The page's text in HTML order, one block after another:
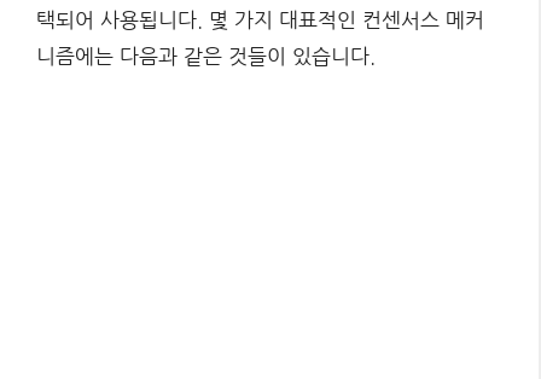
택되어 사용됩니다. 몇 가지 대표적인 컨센서스 메커
니즘에는 다음과 같은 것들이 있습니다.